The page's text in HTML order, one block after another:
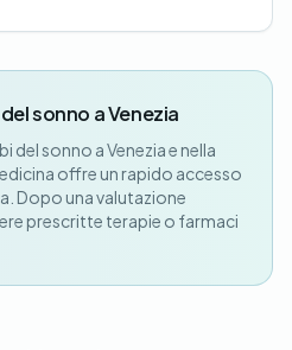
sonno a Venezia
del sonno a Venezia e nella
offre un rapido accesso
Dopo una valutazione
prescritte terapie o farmaci